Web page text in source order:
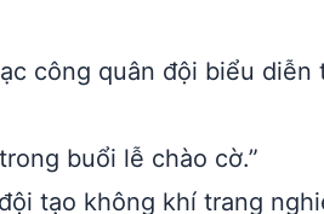
công quân đội biểu diễn
buổi lễ chào cờ.”
tạo không khí trang